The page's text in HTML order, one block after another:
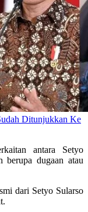
Ditunjukkan Ke
antara Setyo
dugaan atau
dari Setyo Sularso